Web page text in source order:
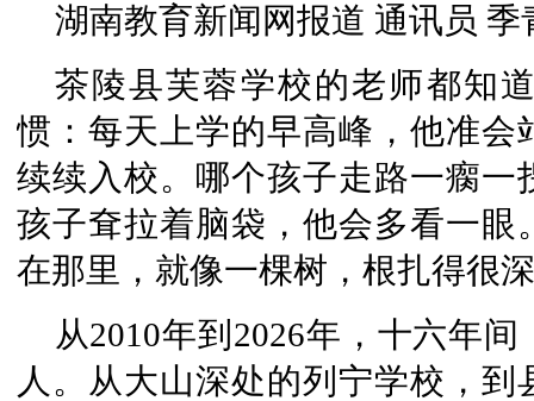
湖南教育新闻网报道 通讯员 季
茶陵县芙蓉学校的老师都知
惯：每天上学的早高峰，他准
续续入校。哪个孩子走路一瘸
孩子耷拉着脑袋，他会多看一
在那里，就像一棵树，根扎得很
从2010年到2026年，十六年
人。从大山深处的列宁学校，